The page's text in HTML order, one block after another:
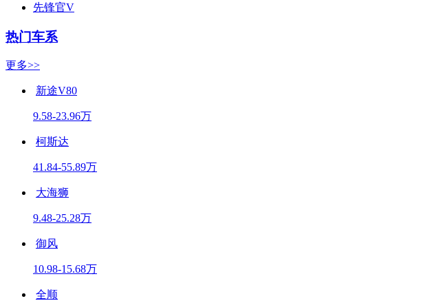
先锋官V
热门车系
更多>>
新途V80
9.58-23.96万
柯斯达
41.84-55.89万
大海狮
9.48-25.28万
御风
10.98-15.68万
全顺